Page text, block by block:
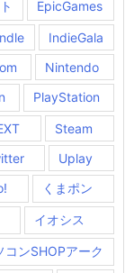
EpicGames
IndieGala
Nintendo
PlayStation
Steam
Uplay
くまポン
イオシス
コンSHOPアーク